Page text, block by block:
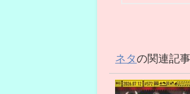
ネタの関連記事